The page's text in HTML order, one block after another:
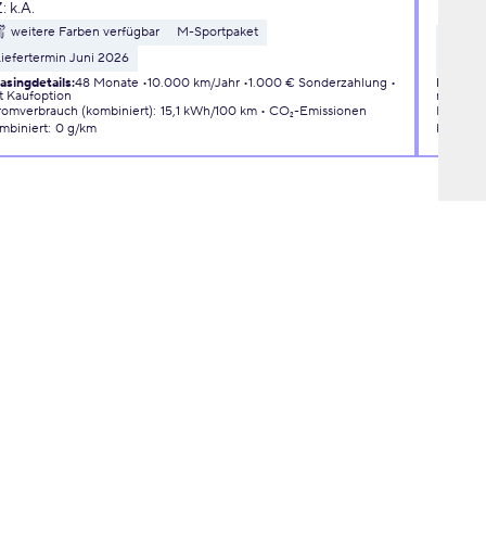
k.A.
weitere Farben verfügbar
M-Sportpaket
Juni 2026
:48 Monate 10.000 km/Jahr 1.000 € Sonderzahlung
Kaufoption
(kombiniert): 15,1 kWh/100 km
CO₂-Emissionen
: 0 g/km
mit